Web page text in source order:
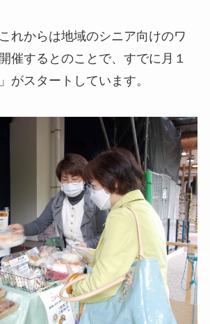
れからは地域のシニア向けのワ
催するとのことで、すでに月１
がスタートしています。